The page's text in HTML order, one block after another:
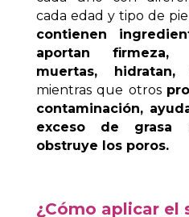
cada edad y tipo de
contienen
aportan firmeza,
muertas, hidratan,
mientras que otros
contaminación,
exceso de grasa
obstruye los poros.
¿Cómo aplicar el